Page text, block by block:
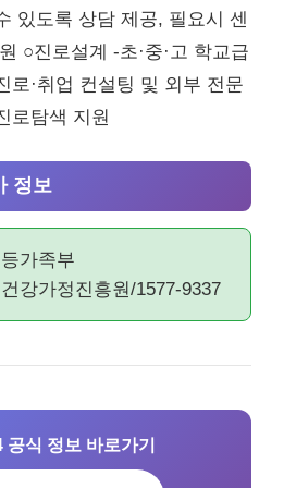
있도록 상담 제공, 필요시 센
○진로설계 -초·중·고 학교급
로·취업 컨설팅 및 외부 전문
로탐색 지원
정보
가족부
강가정진흥원/1577-9337
공식 정보 바로가기